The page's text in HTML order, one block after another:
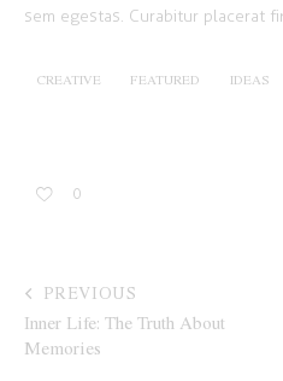
sem egestas. Curabitur placerat
CREATIVE FEATURED IDEAS
0
PREVIOUS
Inner Life: The Truth About
Memories